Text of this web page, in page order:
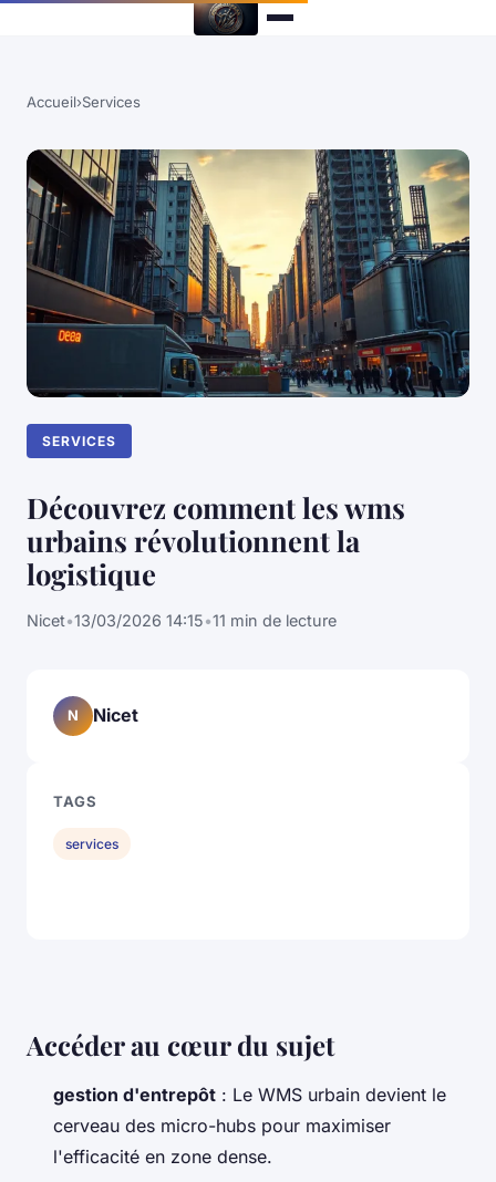
Accueil›Services
SERVICES
Découvrez comment les wms
urbains révolutionnent la
logistique
Nicet•13/03/2026 14:15•11 min de lecture
Accéder au cœur du sujet
gestion d'entrepôt : Le WMS urbain devient le
cerveau des micro-hubs pour maximiser
l'efficacité en zone dense.
N Nicet
TAGS
services